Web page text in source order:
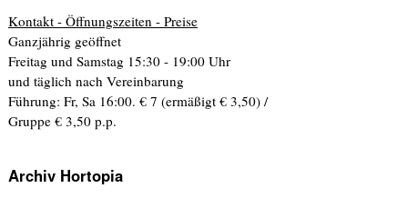
Kontakt - Öffnungszeiten - Preise
Ganzjährig geöffnet
Freitag und Samstag 15:30 - 19:00 Uhr
und täglich nach Vereinbarung
Führung: Fr, Sa 16:00. € 7 (ermäßigt € 3,50) /
Gruppe € 3,50 p.p.
Archiv Hortopia